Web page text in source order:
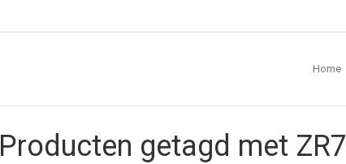
Home
Producten getagd met ZR7